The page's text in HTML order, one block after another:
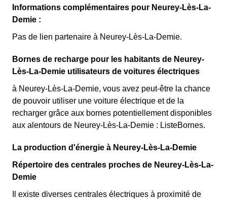
Informations complémentaires pour Neurey-Lès-La-
Demie :
Pas de lien partenaire à Neurey-Lès-La-Demie.
Bornes de recharge pour les habitants de Neurey-
Lès-La-Demie utilisateurs de voitures électriques
à Neurey-Lès-La-Demie, vous avez peut-être la chance
de pouvoir utiliser une voiture électrique et de la
recharger grâce aux bornes potentiellement disponibles
aux alentours de Neurey-Lès-La-Demie : ListeBornes.
La production d'énergie à Neurey-Lès-La-Demie
Répertoire des centrales proches de Neurey-Lès-La-
Demie
Il existe diverses centrales électriques à proximité de